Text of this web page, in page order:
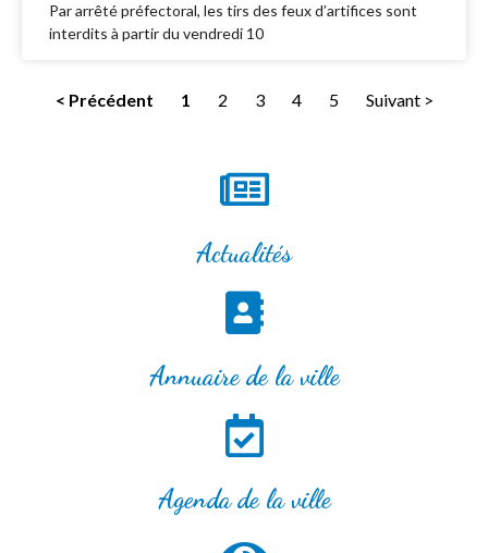
Par arrêté préfectoral, les tirs des feux d’artifices sont
interdits à partir du vendredi 10
< Précédent 1 2 3 4 5 Suivant >
Actualités
Annuaire de la ville
Agenda de la ville